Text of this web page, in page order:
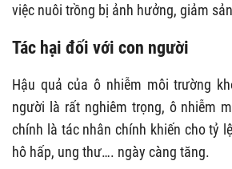
việc nuôi trồng bị ảnh hưởng, giảm
Tác hại đối với con người
Hậu quả của ô nhiễm môi trường
người là rất nghiêm trọng, ô nhiễm
chính là tác nhân chính khiến cho tỷ
hô hấp, ung thư…. ngày càng tăng.